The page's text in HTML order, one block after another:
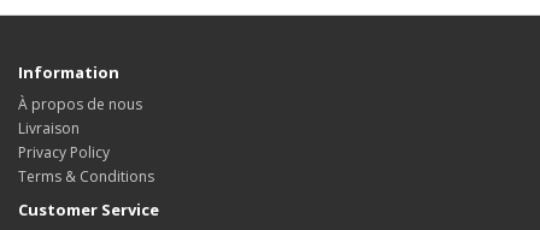
Information
À propos de nous
Livraison
Privacy Policy
Terms & Conditions
Customer Service